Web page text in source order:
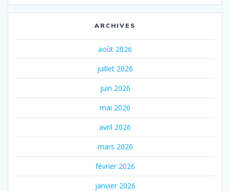
ARCHIVES
août 2026
juillet 2026
juin 2026
mai 2026
avril 2026
mars 2026
février 2026
janvier 2026